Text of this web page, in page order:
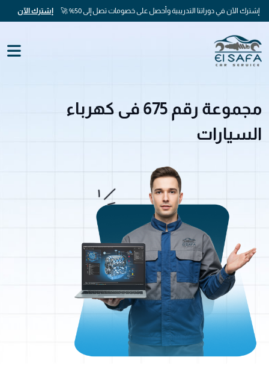
إشترك الآن في دوراتنا التدريبية وأحصل على خصومات تصل إلى 50% 🚀 إشترك الآن
مجموعة رقم 675 فى كهرباء
السيارات